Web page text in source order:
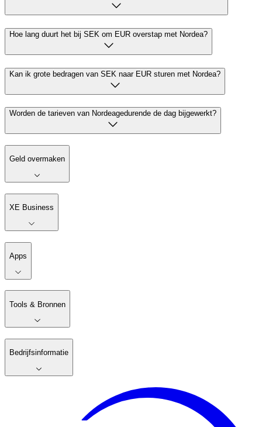
Hoe lang duurt het bij SEK om EUR overstap met Nordea?
Kan ik grote bedragen van SEK naar EUR sturen met Nordea?
Worden de tarieven van Nordeagedurende de dag bijgewerkt?
Geld overmaken
XE Business
Apps
Tools & Bronnen
Bedrijfsinformatie